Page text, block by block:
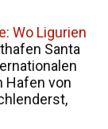
Wo Ligurien
Santa
Hafen von